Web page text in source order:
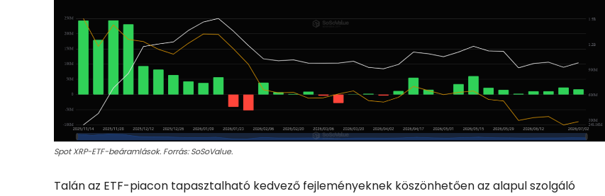
Spot XRP-ETF-beáramlások. Forrás: SoSoValue.
Talán az ETF-piacon tapasztalható kedvező fejleményeknek köszönhetően az alapul szolgáló